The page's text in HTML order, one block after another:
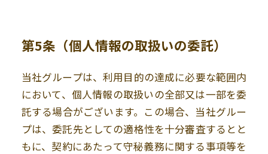
第5条 （個人情報の取扱いの委託）
当社グループは、利用目的の達成に必要な範囲内
において、個人情報の取扱いの全部又は一部を委
託する場合がございます。この場合、当社グルー
プは、委託先としての適格性を十分審査するとと
もに、契約にあたって守秘義務に関する事項等を